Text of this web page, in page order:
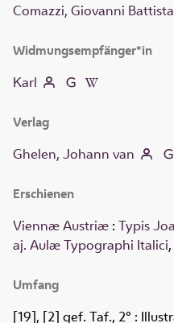
Comazzi, Giovanni Battista
Widmungsempfänger*in
Karl
Verlag
Ghelen, Johann van
Erschienen
Viennæ Austriæ : Typis
aj. Aulæ Typographi Italici,
Umfang
[19], [2] gef. Taf., 2° :